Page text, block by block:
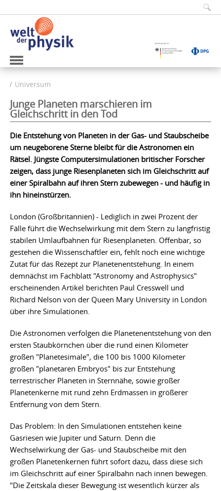
Universum
Junge Planeten marschieren im
Gleichschritt in den Tod
Die Entstehung von Planeten in der Gas- und Staubscheibe
um neugeborene Sterne bleibt für die Astronomen ein
Rätsel. Jüngste Computersimulationen britischer Forscher
zeigen, dass junge Riesenplaneten sich im Gleichschritt auf
einer Spiralbahn auf ihren Stern zubewegen - und häufig in
ihn hineinstürzen.
London (Großbritannien) - Lediglich in zwei Prozent der
Fälle führt die Wechselwirkung mit dem Stern zu langfristig
stabilen Umlaufbahnen für Riesenplaneten. Offenbar, so
gestehen die Wissenschaftler ein, fehlt noch eine wichtige
Zutat für das Rezept zur Planetenentstehung. In einem
demnächst im Fachblatt "Astronomy and Astrophysics"
erscheinenden Artikel berichten Paul Cresswell und
Richard Nelson von der Queen Mary University in London
über ihre Simulationen.
Die Astronomen verfolgen die Planetenentstehung von den
ersten Staubkörnchen über die rund einen Kilometer
großen "Planetesimale", die 100 bis 1000 Kilometer
großen "planetaren Embryos" bis zur Entstehung
terrestrischer Planeten in Sternnähe, sowie großer
Planetenkerne mit rund zehn Erdmassen in größerer
Entfernung von dem Stern.
Das Problem: In den Simulationen entstehen keine
Gasriesen wie Jupiter und Saturn. Denn die
Wechselwirkung der Gas- und Staubscheibe mit den
großen Planetenkernen führt sofort dazu, dass diese sich
im Gleichschritt auf einer Spiralbahn nach innen bewegen.
"Die Zeitskala dieser Bewegung ist wesentlich kürzer als